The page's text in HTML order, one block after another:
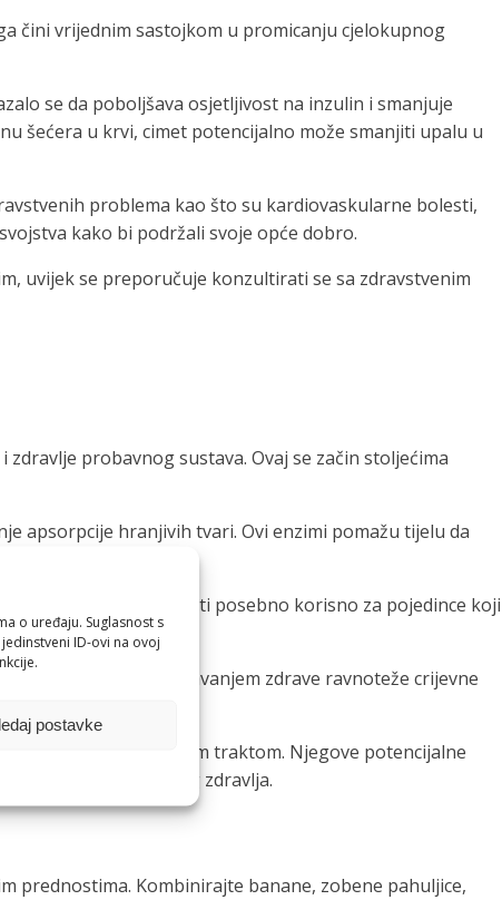
o uređaju. Suglasnost s
ID-ovi na ovoj
postavke
čini vrijednim sastojkom u promicanju cjelokupnog
se da poboljšava osjetljivost na inzulin i smanjuje
šećera u krvi, cimet potencijalno može smanjiti upalu u
problema kao što su kardiovaskularne bolesti,
kako bi podržali svoje opće dobro.
uvijek se preporučuje konzultirati se sa zdravstvenim
probavnog sustava. Ovaj se začin stoljećima
apsorpcije hranjivih tvari. Ovi enzimi pomažu tijelu da
traktu. Ovo može biti posebno korisno za pojedince koji
u crijevima. Održavanjem zdrave ravnoteže crijevne
s gastrointestinalnim traktom. Njegove potencijalne
probavnog zdravlja.
prednostima. Kombinirajte banane, zobene pahuljice,